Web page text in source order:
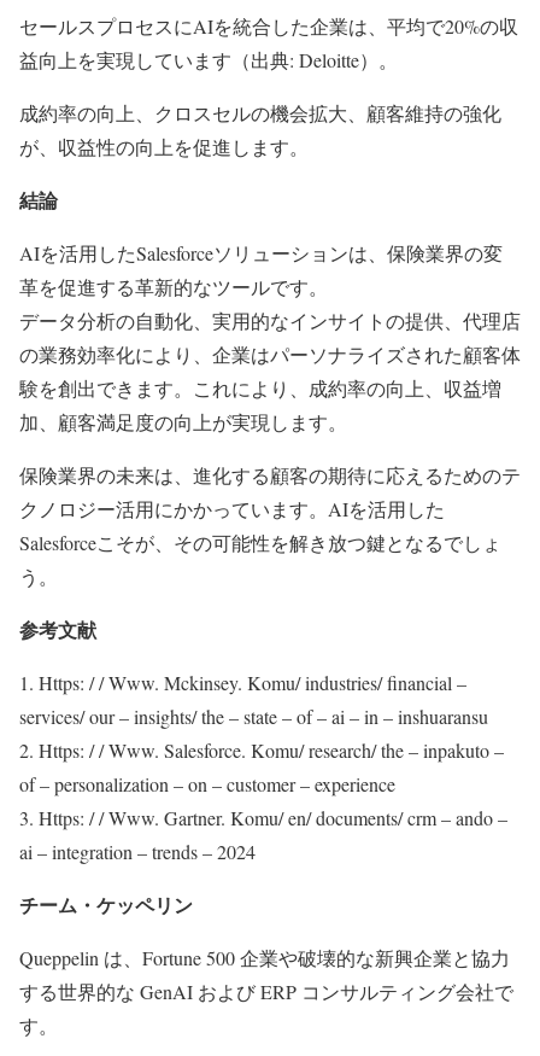
セールスプロセスにAIを統合した企業は、平均で20%の収
益向上を実現しています（出典: Deloitte）。
成約率の向上、クロスセルの機会拡大、顧客維持の強化
が、収益性の向上を促進します。
結論
AIを活用したSalesforceソリューションは、保険業界の変
革を促進する革新的なツールです。
データ分析の自動化、実用的なインサイトの提供、代理店
の業務効率化により、企業はパーソナライズされた顧客体
験を創出できます。これにより、成約率の向上、収益増
加、顧客満足度の向上が実現します。
保険業界の未来は、進化する顧客の期待に応えるためのテ
クノロジー活用にかかっています。AIを活用した
Salesforceこそが、その可能性を解き放つ鍵となるでしょ
う。
参考文献
1. Https: / / Www. Mckinsey. Komu/ industries/ financial –
services/ our – insights/ the – state – of – ai – in – inshuaransu
2. Https: / / Www. Salesforce. Komu/ research/ the – inpakuto –
of – personalization – on – customer – experience
3. Https: / / Www. Gartner. Komu/ en/ documents/ crm – ando –
ai – integration – trends – 2024
チーム・ケッペリン
Queppelin は、Fortune 500 企業や破壊的な新興企業と協力
する世界的な GenAI および ERP コンサルティング会社で
す。